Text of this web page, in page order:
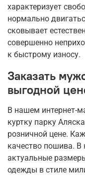
характеризует
нормально
сковывает
совершенно
к быстрому износу.
Заказать
выгодной
В нашем интернет-
куртку парку
розничной цене.
качество пошива. В
актуальные
одежды в стиле